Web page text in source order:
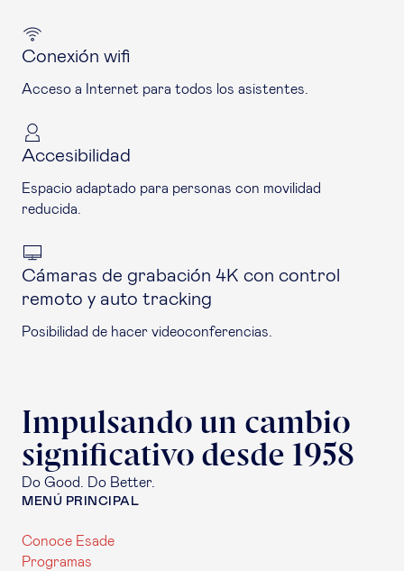
Conexión wifi
Acceso a Internet para todos los asistentes.
Accesibilidad
Espacio adaptado para personas con movilidad
reducida.
Cámaras de grabación 4K con control
remoto y auto tracking
Posibilidad de hacer videoconferencias.
Impulsando un cambio
significativo desde 1958
Do Good. Do Better.
MENÚ PRINCIPAL
Conoce Esade
Programas